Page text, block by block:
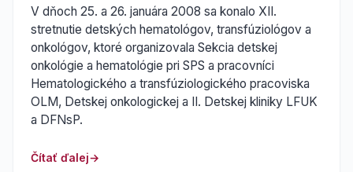
V dňoch 25. a 26. januára 2008 sa konalo XII.
stretnutie detských hematológov, transfúziológov a
onkológov, ktoré organizovala Sekcia detskej
onkológie a hematológie pri SPS a pracovníci
Hematologického a transfúziologického pracoviska
OLM, Detskej onkologickej a II. Detskej kliniky LFUK
a DFNsP.
Čítať ďalej